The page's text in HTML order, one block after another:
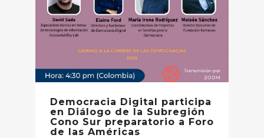
Democracia Digital participa
en Diálogo de la Subregión
Cono Sur preparatorio a Foro
de las Américas